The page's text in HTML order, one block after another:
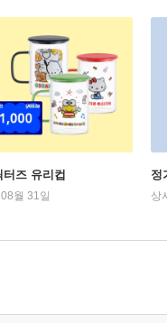
즈 유리컵
월 31일
정
상